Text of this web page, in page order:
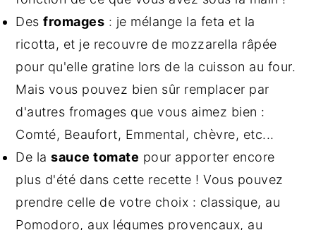
Desfromages : je mélange la feta et la
ricotta, et je recouvre de mozzarella râpée
pour qu'elle gratine lors de la cuisson au four.
Mais vous pouvez bien sûr remplacer par
d'autres fromages que vous aimez bien :
Comté, Beaufort, Emmental, chèvre, etc...
De lasauce tomate pour apporter encore
plus d'été dans cette recette ! Vous pouvez
prendre celle de votre choix : classique, au
Pomodoro, aux légumes provençaux, au